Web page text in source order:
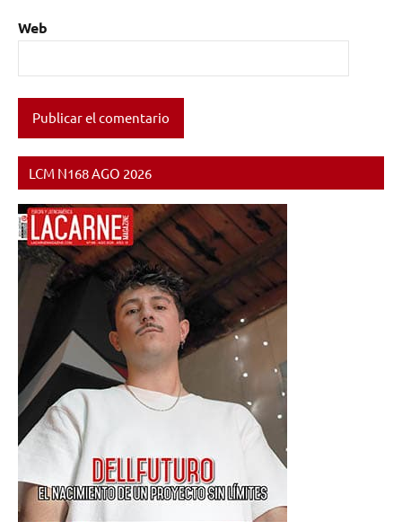
Web
LCM N168 AGO 2026